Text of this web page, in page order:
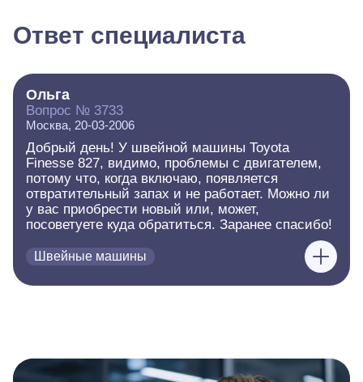
Ответ специалиста
Ольга
Вопрос № 3733
Москва, 20-03-2006
Добрый день! У швейной машины Toyota
Finesse 827, видимо, проблемы с двигателем,
потому что, когда включаю, появляется
отвратительный запах и не работает. Можно ли
у вас приобрести новый или, может,
посоветуете куда обратиться. Заранее спасибо!
Швейные машины